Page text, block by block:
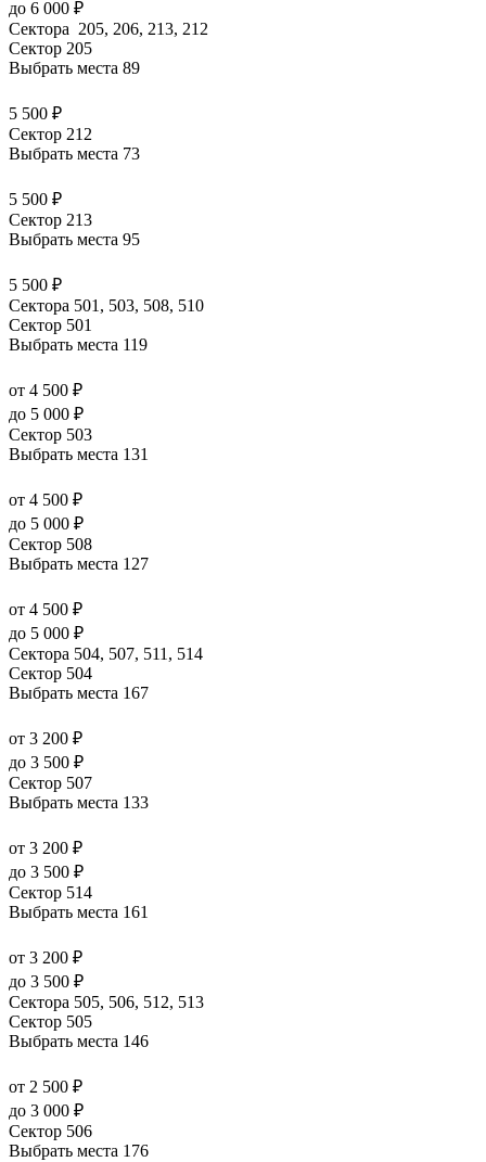
до 6 000 ₽
Сектора 205, 206, 213, 212
Сектор 205
Выбрать места 89
5 500 ₽
Сектор 212
Выбрать места 73
5 500 ₽
Сектор 213
Выбрать места 95
5 500 ₽
Сектора 501, 503, 508, 510
Сектор 501
Выбрать места 119
от 4 500 ₽
до 5 000 ₽
Сектор 503
Выбрать места 131
от 4 500 ₽
до 5 000 ₽
Сектор 508
Выбрать места 127
от 4 500 ₽
до 5 000 ₽
Сектора 504, 507, 511, 514
Сектор 504
Выбрать места 167
от 3 200 ₽
до 3 500 ₽
Сектор 507
Выбрать места 133
от 3 200 ₽
до 3 500 ₽
Сектор 514
Выбрать места 161
от 3 200 ₽
до 3 500 ₽
Сектора 505, 506, 512, 513
Сектор 505
Выбрать места 146
от 2 500 ₽
до 3 000 ₽
Сектор 506
Выбрать места 176